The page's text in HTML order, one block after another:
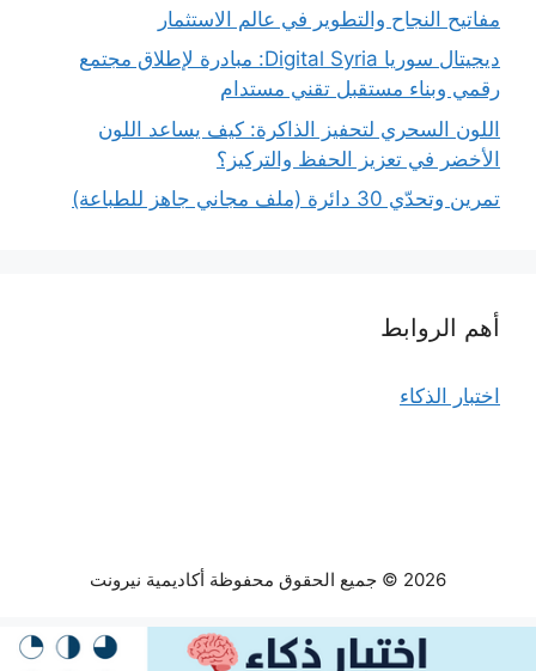
مفاتيح النجاح والتطوير في عالم الاستثمار
ديجيتال سوريا Digital Syria: مبادرة لإطلاق مجتمع
رقمي وبناء مستقبل تقني مستدام
اللون السحري لتحفيز الذاكرة: كيف يساعد اللون
الأخضر في تعزيز الحفظ والتركيز؟
تمرين وتحدّي 30 دائرة (ملف مجاني جاهز للطباعة)
أهم الروابط
اختبار الذكاء
2026 © جميع الحقوق محفوظة أكاديمية نيرونت